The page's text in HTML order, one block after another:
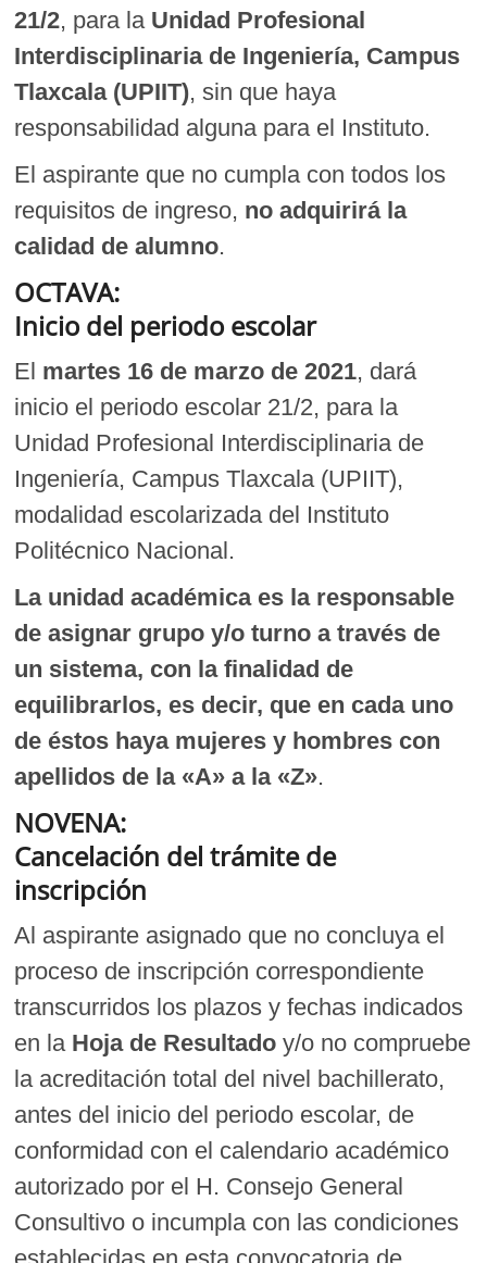
21/2, para la Unidad Profesional
Interdisciplinaria de Ingeniería, Campus
Tlaxcala (UPIIT), sin que haya
responsabilidad alguna para el Instituto.
El aspirante que no cumpla con todos los
requisitos de ingreso, no adquirirá la
calidad de alumno.
OCTAVA:
Inicio del periodo escolar
El martes 16 de marzo de 2021, dará
inicio el periodo escolar 21/2, para la
Unidad Profesional Interdisciplinaria de
Ingeniería, Campus Tlaxcala (UPIIT),
modalidad escolarizada del Instituto
Politécnico Nacional.
La unidad académica es la responsable
de asignar grupo y/o turno a través de
un sistema, con la finalidad de
equilibrarlos, es decir, que en cada uno
de éstos haya mujeres y hombres con
apellidos de la «A» a la «Z».
NOVENA:
Cancelación del trámite de
inscripción
Al aspirante asignado que no concluya el
proceso de inscripción correspondiente
transcurridos los plazos y fechas indicados
en la Hoja de Resultado y/o no compruebe
la acreditación total del nivel bachillerato,
antes del inicio del periodo escolar, de
conformidad con el calendario académico
autorizado por el H. Consejo General
Consultivo o incumpla con las condiciones